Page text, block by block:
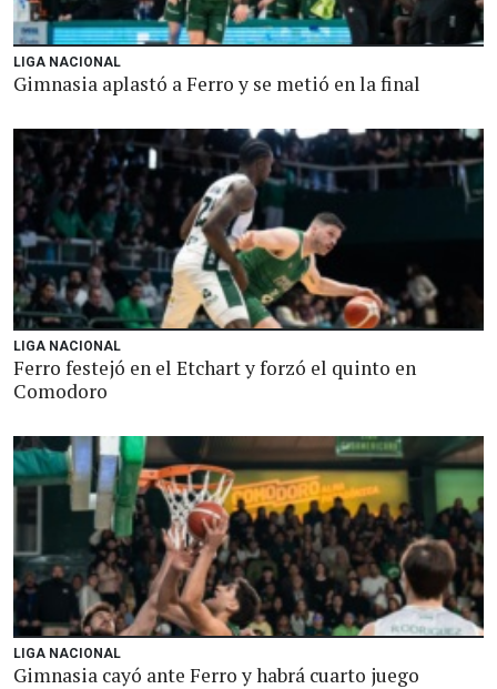
LIGA NACIONAL
Gimnasia aplastó a Ferro y se metió en la final
LIGA NACIONAL
Ferro festejó en el Etchart y forzó el quinto en
Comodoro
LIGA NACIONAL
Gimnasia cayó ante Ferro y habrá cuarto juego